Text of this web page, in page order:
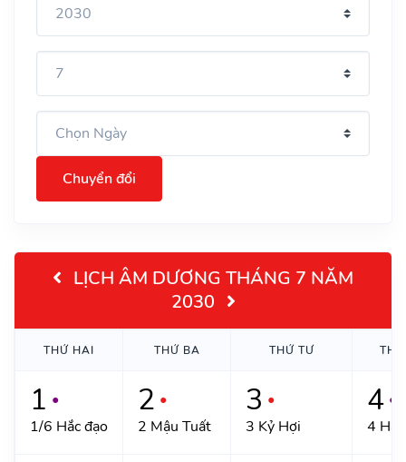
Chuyển đổi
LỊCH ÂM DƯƠNG THÁNG 7 NĂM
2030
THỨ HAI THỨ BA THỨ TƯ
1 ●
1/6 Hắc đạo
2 ●
2 Mậu Tuất
3 ●
3 Kỷ Hợi
4 ●
4